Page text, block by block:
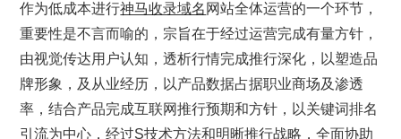
作为低成本进行神马收录域名 网站全体运营的一个环节，
重要性是不言而喻的，宗旨在于经过运营完成有量方针，
由视觉传达用户认知，透析行情完成推行深化，以塑造品
牌形象，及从业经历，以产品数据占据职业商场及渗透
率，结合产品完成互联网推行预期和方针，以关键词排名
引流为中心，经过S技术方法和明晰推行战略，全面协助